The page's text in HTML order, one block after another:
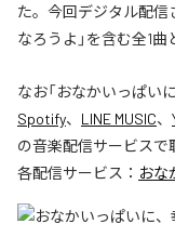
た。今回デジタル配信
なろうよ」を含む全1曲
なお「おなかいっぱい
Spotify、 LINE MUSIC、
の音楽配信サービスで
各配信サービス： おな